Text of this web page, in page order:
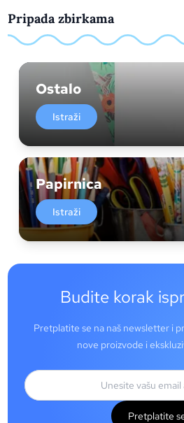
Pripada zbirkama
Ostalo
Istraži
Papirnica
Istraži
Budite korak
Pretplatite se na naš newsletter i
nove proizvode i
Pretplatite